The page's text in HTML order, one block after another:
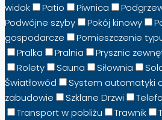
widok
Patio Piwnica
Podwójne szyby
Pokój kinowy
gospodarcze
Pomieszczenie
Pralka
Pralnia Prysznic
Rolety
Sauna Siłownia
Światłowód
System automatyki
zabudowie
Szklane Drzwi
Transport w pobliżu
Trawnik